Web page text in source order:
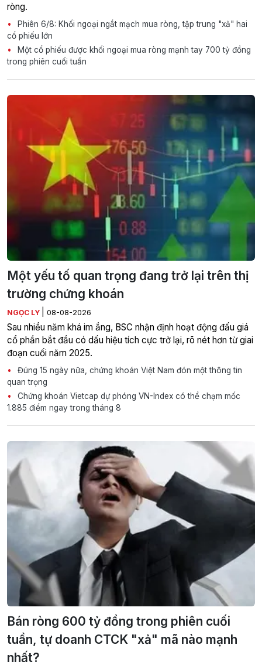
ròng.
Phiên 6/8: Khối ngoại ngắt mạch mua ròng, tập trung "xả" hai
cổ phiếu lớn
Một cổ phiếu được khối ngoại mua ròng mạnh tay 700 tỷ đồng
trong phiên cuối tuần
Một yếu tố quan trọng đang trở lại trên thị
trường chứng khoán
NGỌC LY 08-08-2026
Sau nhiều năm khá im ắng, BSC nhận định hoạt động đấu giá
cổ phần bắt đầu có dấu hiệu tích cực trở lại, rõ nét hơn từ giai
đoạn cuối năm 2025.
Đúng 15 ngày nữa, chứng khoán Việt Nam đón một thông tin
quan trọng
Chứng khoán Vietcap dự phóng VN-Index có thể chạm mốc
1.885 điểm ngay trong tháng 8
Bán ròng 600 tỷ đồng trong phiên cuối
tuần, tự doanh CTCK "xả" mã nào mạnh
nhất?